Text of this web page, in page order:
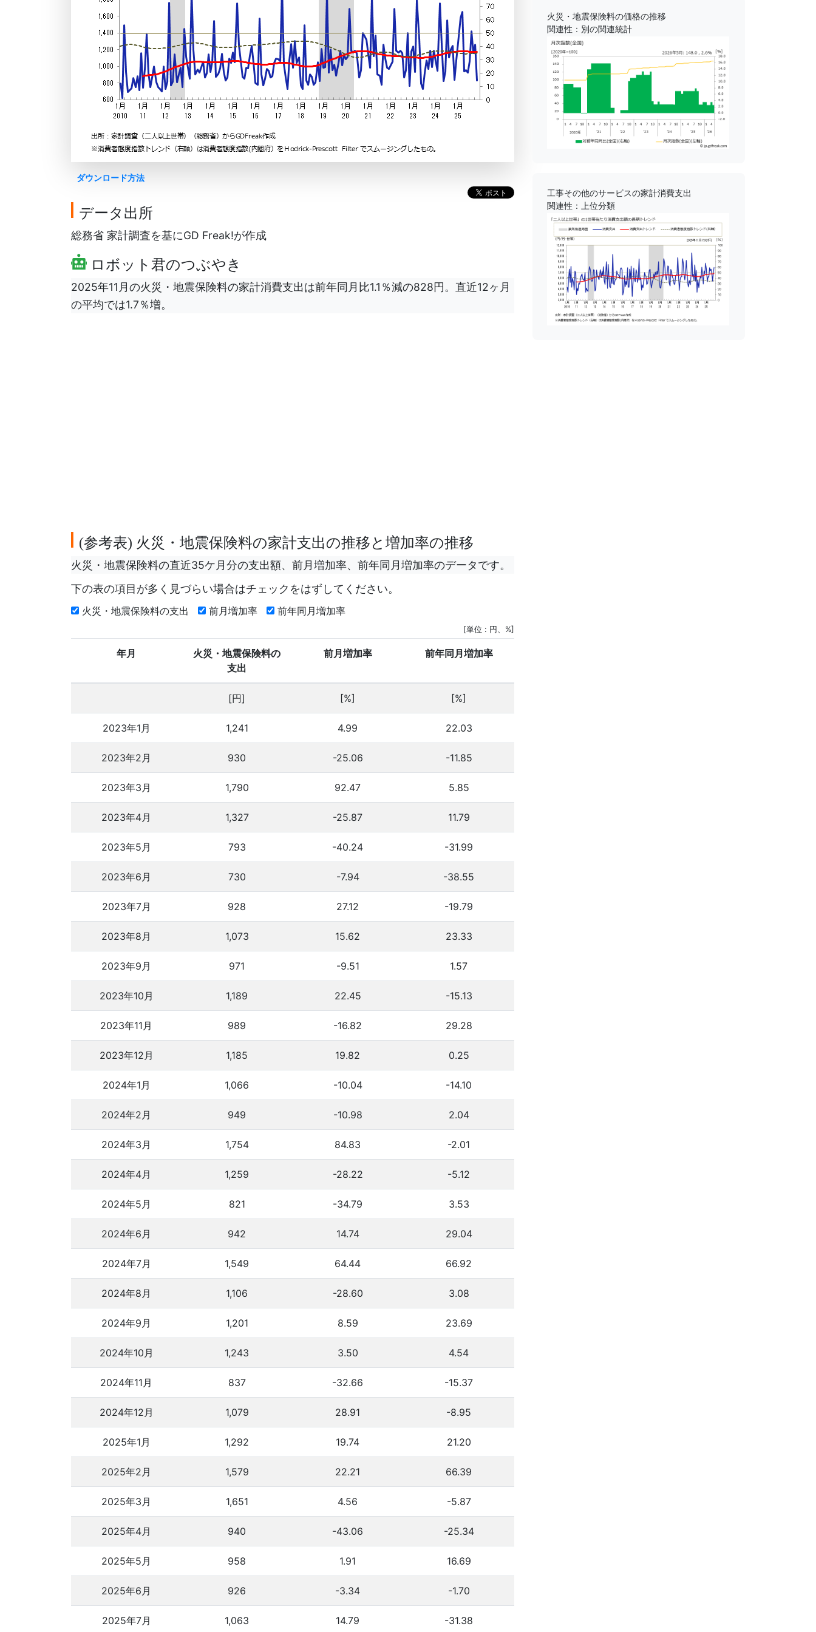
ダウンロード方法
データ出所
総務省 家計調査を基にGD Freak!が作成
ロボット君のつぶやき
2025年11月の火災・地震保険料の家計消費支出は前年同月比1.1％減の828円。直近12ヶ月
の平均では1.7％増。
(参考表) 火災・地震保険料の家計支出の推移と増加率の推移
火災・地震保険料の直近35ケ月分の支出額、前月増加率、前年同月増加率のデータです。
下の表の項目が多く見づらい場合はチェックをはずしてください。
火災・地震保険料の支出 前月増加率 前年同月増加率
[単位 : 円、%]
年月
火災・地震保険料の
支出
前月増加率 前年同月増加率
[円] [%] [%]
2023年1月 1,241 4.99 22.03
2023年2月 930 -25.06 -11.85
2023年3月 1,790 92.47 5.85
2023年4月 1,327 -25.87 11.79
2023年5月 793 -40.24 -31.99
2023年6月 730 -7.94 -38.55
2023年7月 928 27.12 -19.79
2023年8月 1,073 15.62 23.33
2023年9月 971 -9.51 1.57
2023年10月 1,189 22.45 -15.13
2023年11月 989 -16.82 29.28
2023年12月 1,185 19.82 0.25
2024年1月 1,066 -10.04 -14.10
2024年2月 949 -10.98 2.04
2024年3月 1,754 84.83 -2.01
2024年4月 1,259 -28.22 -5.12
2024年5月 821 -34.79 3.53
2024年6月 942 14.74 29.04
2024年7月 1,549 64.44 66.92
2024年8月 1,106 -28.60 3.08
2024年9月 1,201 8.59 23.69
2024年10月 1,243 3.50 4.54
2024年11月 837 -32.66 -15.37
2024年12月 1,079 28.91 -8.95
2025年1月 1,292 19.74 21.20
2025年2月 1,579 22.21 66.39
2025年3月 1,651 4.56 -5.87
2025年4月 940 -43.06 -25.34
2025年5月 958 1.91 16.69
2025年6月 926 -3.34 -1.70
2025年7月 1,063 14.79 -31.38
火災・地震保険料の価格の推移
関連性：別の関連統計
工事その他のサービスの家計消費支出
関連性：上位分類